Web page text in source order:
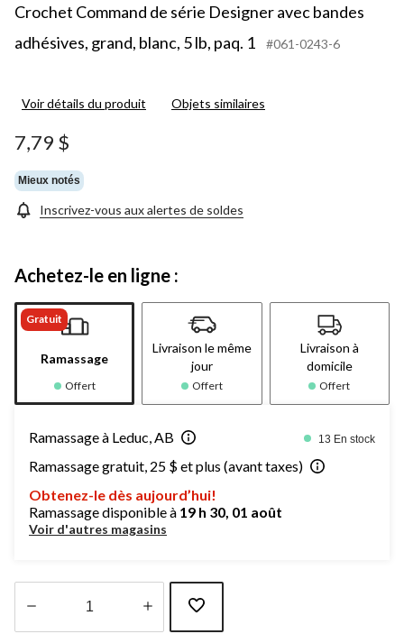
Crochet Command de série Designer avec bandes
adhésives, grand, blanc, 5 lb, paq. 1
#061-0243-6
Voir détails du produit Objets similaires
7,79 $
Mieux notés
Inscrivez-vous aux alertes de soldes
Achetez-le en ligne :
Gratuit
Ramassage
Offert
Livraison le même
jour
Offert
Livraison à
domicile
Offert
Ramassage à Leduc, AB 13 En stock
Ramassage gratuit, 25 $ et plus (avant taxes)
Obtenez-le dès aujourd’hui!
Ramassage disponible à 19 h 30, 01 août
Voir d'autres magasins